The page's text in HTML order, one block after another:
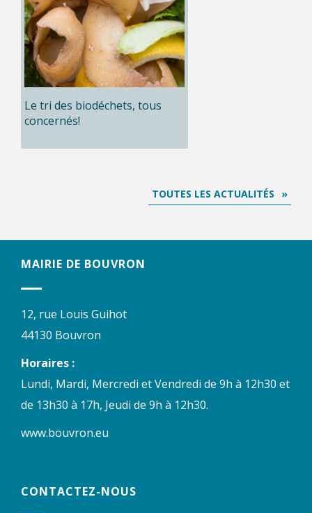
Le tri des biodéchets, tous
concernés!
TOUTES LES ACTUALITÉS
MAIRIE DE BOUVRON
12, rue Louis Guihot
44130 Bouvron
Horaires :
Lundi, Mardi, Mercredi et Vendredi de 9h à 12h30 et
de 13h30 à 17h, Jeudi de 9h à 12h30.
www.bouvron.eu
CONTACTEZ-NOUS